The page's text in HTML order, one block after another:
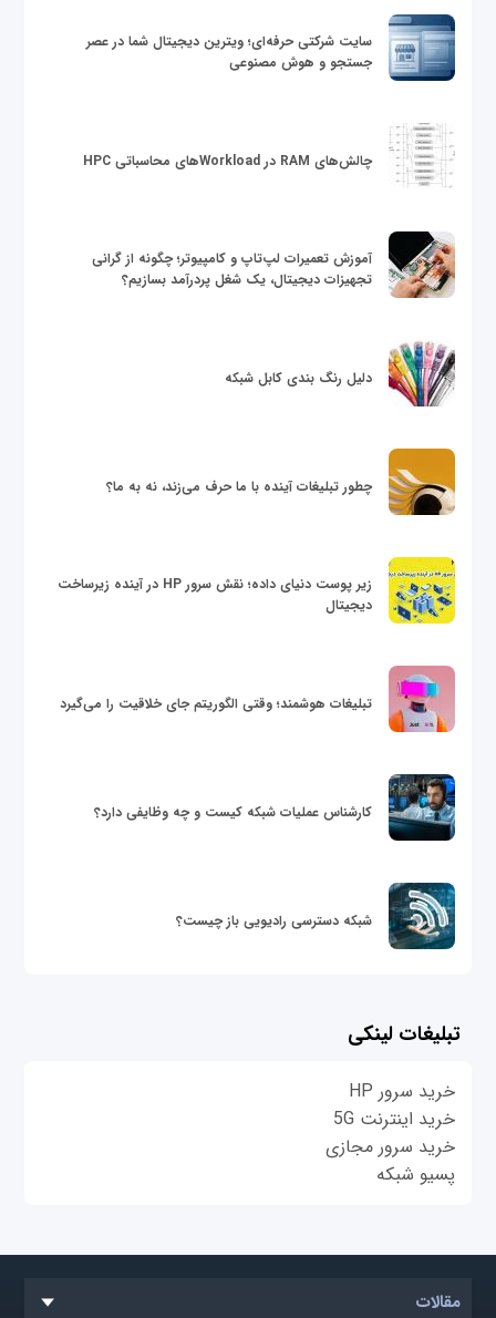
سایت شرکتی حرفه‌ای؛ ویترین دیجیتال شما در عصر
جستجو و هوش مصنوعی
چالش‌های RAM در Workloadهای محاسباتی HPC
آموزش تعمیرات لپ‌تاپ و کامپیوتر؛ چگونه از گرانی
تجهیزات دیجیتال، یک شغل پردرآمد بسازیم؟
دلیل رنگ بندی کابل شبکه
چطور تبلیغات آینده با ما حرف می‌زند، نه به ما؟
زیر پوست دنیای داده؛ نقش سرور HP در آینده زیرساخت
دیجیتال
تبلیغات هوشمند؛ وقتی الگوریتم جای خلاقیت را می‌گیرد
کارشناس عملیات شبکه کیست و چه وظایفی دارد؟
شبکه دسترسی رادیویی باز چیست؟
تبلیغات لینکی
خرید سرور HP
خرید اینترنت 5G
خرید سرور مجازی
پسیو شبکه
مقالات